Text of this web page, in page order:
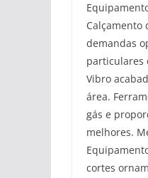
Calçamento
demandas
particulares
Vibro
área.
gás e
melhores.
cortes